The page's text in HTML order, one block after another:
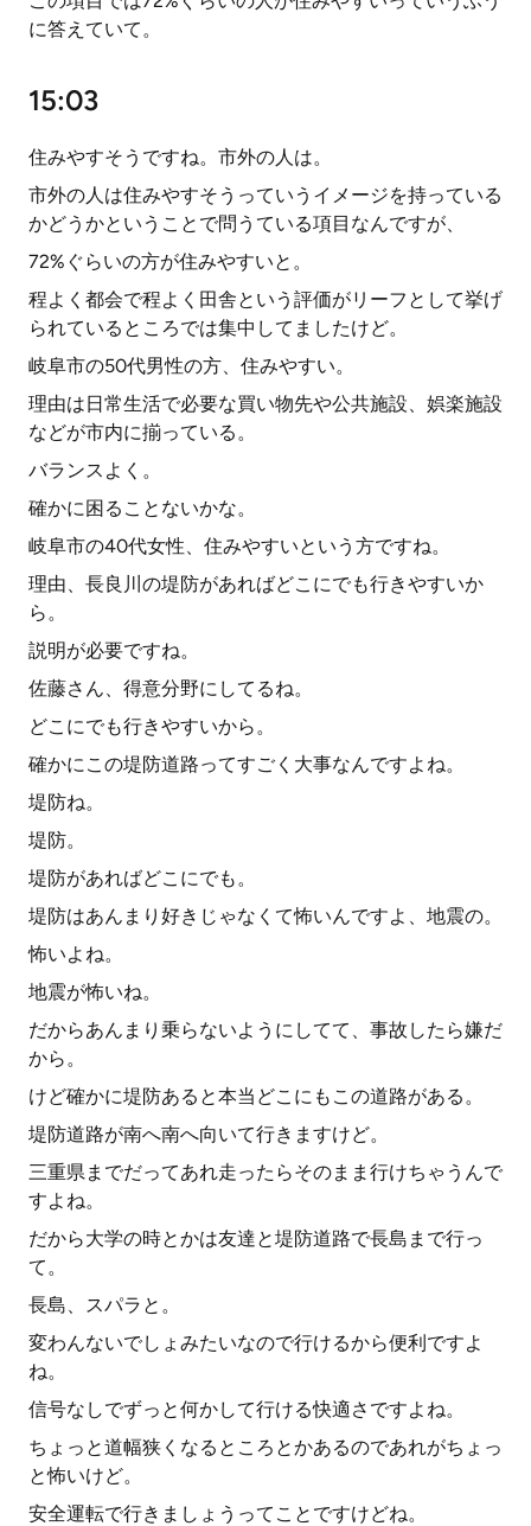
に答えていて。
15:03
住みやすそうですね。市外の人は。
市外の人は住みやすそうっていうイメージを持っている
かどうかということで問うている項目なんですが、
72%ぐらいの方が住みやすいと。
程よく都会で程よく田舎という評価がリーフとして挙げ
られているところでは集中してましたけど。
岐阜市の50代男性の方、住みやすい。
理由は日常生活で必要な買い物先や公共施設、娯楽施設
などが市内に揃っている。
バランスよく。
確かに困ることないかな。
岐阜市の40代女性、住みやすいという方ですね。
理由、長良川の堤防があればどこにでも行きやすいか
ら。
説明が必要ですね。
佐藤さん、得意分野にしてるね。
どこにでも行きやすいから。
確かにこの堤防道路ってすごく大事なんですよね。
堤防ね。
堤防。
堤防があればどこにでも。
堤防はあんまり好きじゃなくて怖いんですよ、地震の。
怖いよね。
地震が怖いね。
だからあんまり乗らないようにしてて、事故したら嫌だ
から。
けど確かに堤防あると本当どこにもこの道路がある。
堤防道路が南へ南へ向いて行きますけど。
三重県までだってあれ走ったらそのまま行けちゃうんで
すよね。
だから大学の時とかは友達と堤防道路で長島まで行っ
て。
長島、スパラと。
変わんないでしょみたいなので行けるから便利ですよ
ね。
信号なしでずっと何かして行ける快適さですよね。
ちょっと道幅狭くなるところとかあるのであれがちょっ
と怖いけど。
安全運転で行きましょうってことですけどね。